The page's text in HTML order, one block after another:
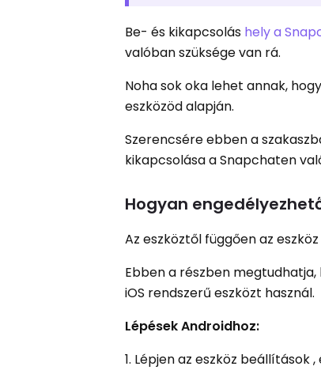
Be- és kikapcsolás hely a
valóban szüksége van rá.
Noha sok oka lehet annak,
eszközöd alapján.
Szerencsére ebben a
kikapcsolása a Snapchaten
Hogyan
Az eszköztől függően az
Ebben a részben
iOS rendszerű eszközt használ.
Lépések Androidhoz:
1. Lépjen az eszköz beállítások